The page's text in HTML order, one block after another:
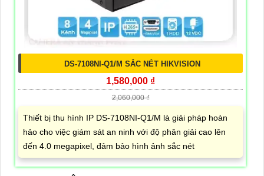
DS-7108NI-Q1/M SẮC NÉT HIKVISION
1,580,000 ₫
2,060,000 ₫
Thiết bị thu hình IP DS-7108NI-Q1/M là giải pháp hoàn
hảo cho việc giám sát an ninh với độ phân giải cao lên
đến 4.0 megapixel, đảm bảo hình ảnh sắc nét